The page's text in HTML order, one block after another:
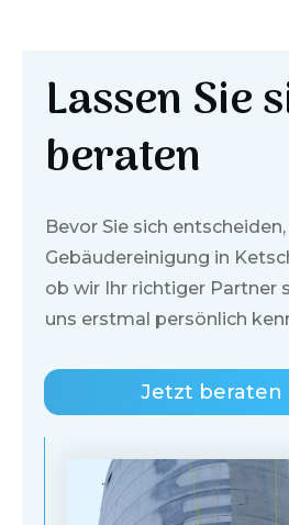
Lassen Sie
beraten
Bevor Sie sich
Gebäudereinigung in
ob wir Ihr richtiger Partner
uns erstmal persönlich
Jetzt beraten